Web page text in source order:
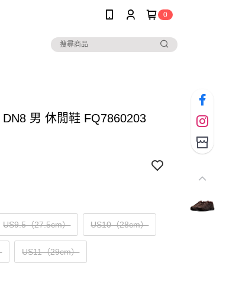
0
男 休閒鞋 FQ7860203
US9.5（27.5cm） US10（28cm）
US11（29cm）